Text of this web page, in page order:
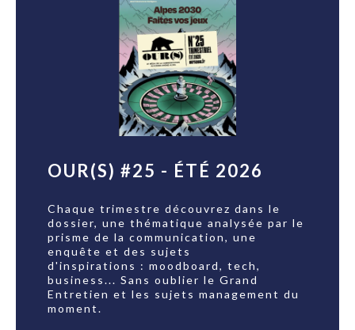
OUR(S) #25 - ÉTÉ 2026
Chaque trimestre découvrez dans le
dossier, une thématique analysée par le
prisme de la communication, une
enquête et des sujets
d'inspirations : moodboard, tech,
business... Sans oublier le Grand
Entretien et les sujets management du
moment.